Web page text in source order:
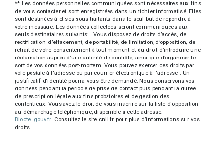
** Les données personnelles communiquées sont nécessaires aux fins
de vous contacter et sont enregistrées dans un fichier informatisé. Elles
sont destinées à et ses sous-traitants dans le seul but de répondre à
votre message. Les données collectées seront communiquées aux
seuls destinataires suivants: . Vous disposez de droits d’accès, de
rectification, d’effacement, de portabilité, de limitation, d’opposition, de
retrait de votre consentement à tout moment et du droit d’introduire une
réclamation auprès d’une autorité de contrôle, ainsi que d’organiser le
sort de vos données post-mortem. Vous pouvez exercer ces droits par
voie postale à l'adresse ou par courrier électronique à l'adresse . Un
justificatif d'identité pourra vous être demandé. Nous conservons vos
données pendant la période de prise de contact puis pendant la durée
de prescription légale aux fins probatoires et de gestion des
contentieux. Vous avez le droit de vous inscrire sur la liste d'opposition
au démarchage téléphonique, disponible à cette adresse:
Bloctel.gouv.fr. Consultez le site cnil.fr pour plus d’informations sur vos
droits.